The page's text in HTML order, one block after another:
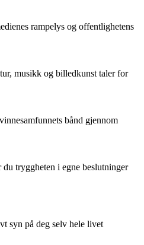
rampelys og offentlighetens
musikk og billedkunst taler for
bånd gjennom
tryggheten i egne beslutninger
syn på deg selv hele livet